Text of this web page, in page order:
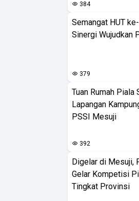
384
Semangat HUT
Sinergi Wujudkan
379
Tuan Rumah
Lapangan
PSSI Mesuji
392
Digelar di Mesuji,
Gelar Kompetisi
Tingkat Provinsi